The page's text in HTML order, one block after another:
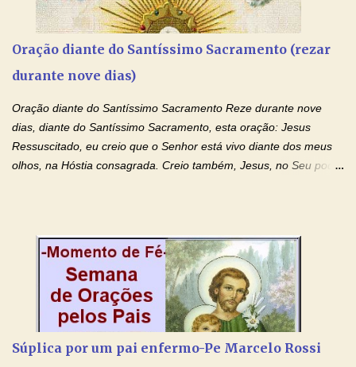
Deus, admirável em Vossos Santos, Vós que inspirastes a São
e a força para fazer triunfar, na sua vida, o heroísmo das virtudes
monásticas: a obediência, a castidade e a voluntária pobreza, e
milagres e gra...
Oração diante do Santíssimo Sacramento (rezar
durante nove dias)
Oração diante do Santíssimo Sacramento Reze durante nove
dias, diante do Santíssimo Sacramento, esta oração: Jesus
Ressuscitado, eu creio que o Senhor está vivo diante dos meus
olhos, na Hóstia consagrada. Creio também, Jesus, no Seu poder
creio, Jesus, e clamo que este Sangue seja agora derramado
sobre mim e sobre todos os meus familiares. Eu peço, Senhor
Jesus, que, pelo poder libertador e salvítico deste Sangue,
possamos nos livrar de toda opressão diabólica que possa estar
prejudicando a nossa família. Peço também que atenda, em
(apresente aqui o seu pedido...) Eu, desde já, agradeço de
Súplica por um pai enfermo-Pe Marcelo Rossi